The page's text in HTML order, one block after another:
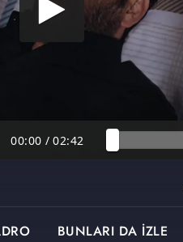
00:00 / 02:42
BUNLARI DA İZLE